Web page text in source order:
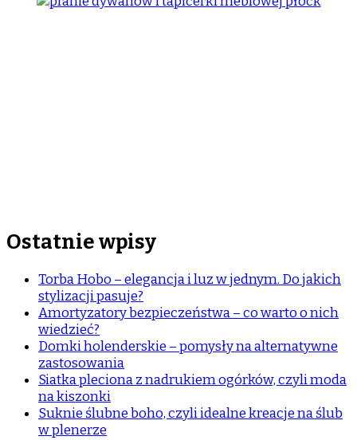
Ostatnie wpisy
Torba Hobo – elegancja i luz w jednym. Do jakich
stylizacji pasuje?
Amortyzatory bezpieczeństwa – co warto o nich
wiedzieć?
Domki holenderskie – pomysły na alternatywne
zastosowania
Siatka pleciona z nadrukiem ogórków, czyli moda
na kiszonki
Suknie ślubne boho, czyli idealne kreacje na ślub
w plenerze